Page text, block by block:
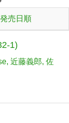
発売日順
1)
近藤義郎 佐